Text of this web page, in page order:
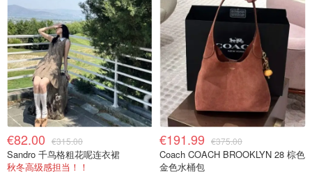
€82.00 €315.00
Sandro 千鸟格粗花呢连衣裙
秋冬高级感担当！！
€191.99 €375.00
Coach COACH BROOKLYN 28 棕色
金色水桶包